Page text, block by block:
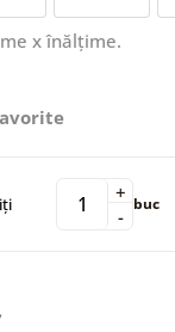
x înălțime.
-
+ buc